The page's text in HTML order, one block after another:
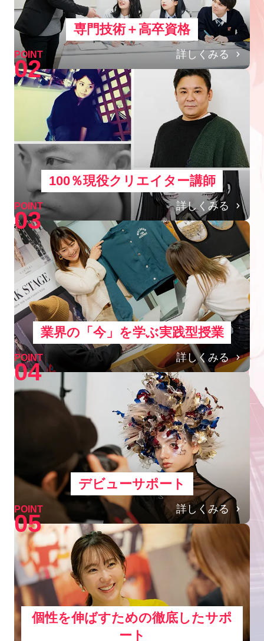
専門技術＋高卒資格
詳しくみる
POINT
02
100％現役クリエイター講師
詳しくみる
POINT
03
業界の「今」を学ぶ実践型授業
詳しくみる
POINT
04
デビューサポート
詳しくみる
POINT
05
個性を伸ばすための徹底したサポ
ート